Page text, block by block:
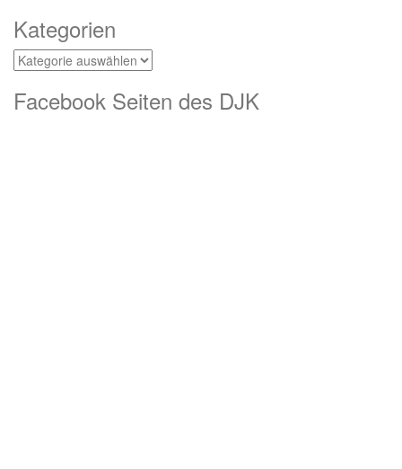
Kategorien
Kategorien
Facebook Seiten des DJK